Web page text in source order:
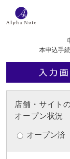
本申込手
店舗・サイト
オープン状況
オープン済